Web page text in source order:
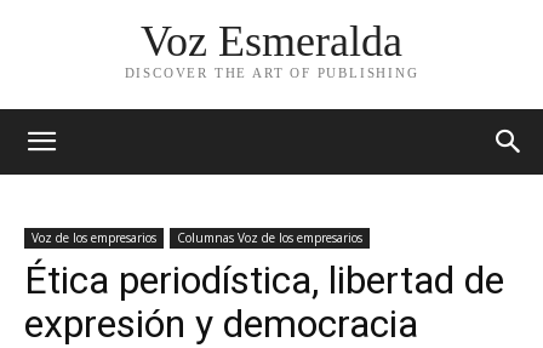
Voz Esmeralda
DISCOVER THE ART OF PUBLISHING
Voz de los empresarios Columnas Voz de los empresarios
Ética periodística, libertad de
expresión y democracia